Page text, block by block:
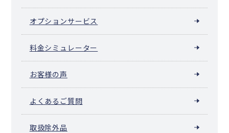
オプションサービス
料金シミュレーター
お客様の声
よくあるご質問
取扱除外品